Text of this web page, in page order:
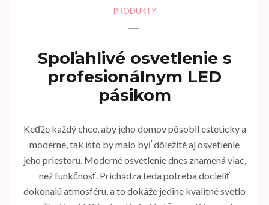
PRODUKTY
Spoľahlivé osvetlenie s
profesionálnym LED
pásikom
Keďže každý chce, aby jeho domov pôsobil esteticky a
moderne, tak isto by malo byť dôležité aj osvetlenie
jeho priestoru. Moderné osvetlenie dnes znamená viac,
než funkčnosť. Prichádza teda potreba docieliť
dokonalú atmosféru, a to dokáže jedine kvalitné svetlo